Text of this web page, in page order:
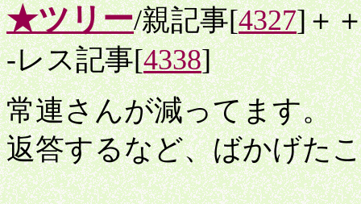
★ツリー/親記事[4327]＋
-レス記事[4338]
常連さんが減ってます。
返答するなど、ばかげた